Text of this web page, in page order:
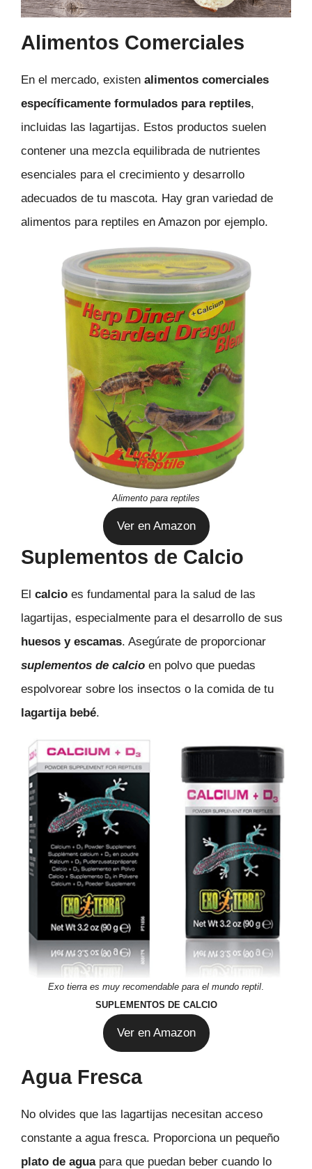
Alimentos Comerciales
En el mercado, existen alimentos comerciales
específicamente formulados para reptiles,
incluidas las lagartijas. Estos productos suelen
contener una mezcla equilibrada de nutrientes
esenciales para el crecimiento y desarrollo
adecuados de tu mascota. Hay gran variedad de
alimentos para reptiles en Amazon por ejemplo.
Alimento para reptiles
Ver en Amazon
Suplementos de Calcio
El calcio es fundamental para la salud de las
lagartijas, especialmente para el desarrollo de sus
huesos y escamas. Asegúrate de proporcionar
suplementos de calcio en polvo que puedas
espolvorear sobre los insectos o la comida de tu
lagartija bebé.
Exo tierra es muy recomendable para el mundo reptil.
SUPLEMENTOS DE CALCIO
Ver en Amazon
Agua Fresca
No olvides que las lagartijas necesitan acceso
constante a agua fresca. Proporciona un pequeño
plato de aguapara que puedan beber cuando lo